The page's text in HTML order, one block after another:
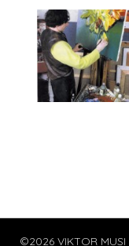
©2026 VIKTOR MUSI